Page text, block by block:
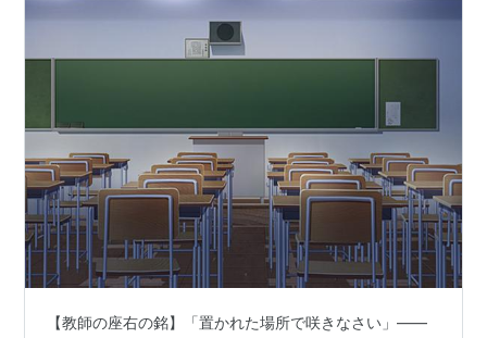
【教師の座右の銘】「置かれた場所で咲きなさい」——